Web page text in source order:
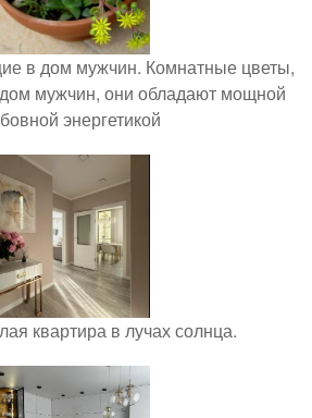
в дом мужчин. Комнатные цветы,
мужчин, они обладают мощной
энергетикой
квартира в лучах солнца.